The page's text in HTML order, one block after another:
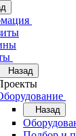
Назад
Назад